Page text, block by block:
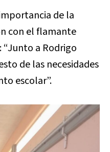
de la
con el flamante
a Rodrigo
de las necesidades
escolar”.